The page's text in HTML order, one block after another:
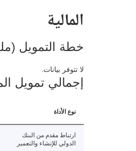
المالية
خطة التمويل
لا تتوفر بيانات.
إجمالي تمويل
نوع الأداة
ارتباط مقدم من البنك
الدولي للإنشاء والتعمير